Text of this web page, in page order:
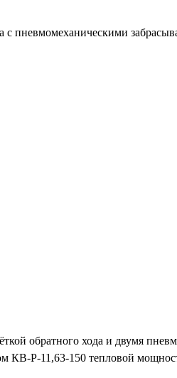
с пневмомеханическими
обратного хода и двумя
КВ-Р-11,63-150 тепловой